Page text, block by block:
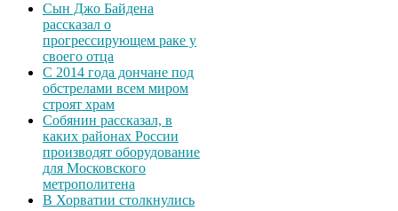
Сын Джо Байдена
рассказал о
прогрессирующем раке у
своего отца
С 2014 года дончане под
обстрелами всем миром
строят храм
Собянин рассказал, в
каких районах России
производят оборудование
для Московского
метрополитена
В Хорватии столкнулись